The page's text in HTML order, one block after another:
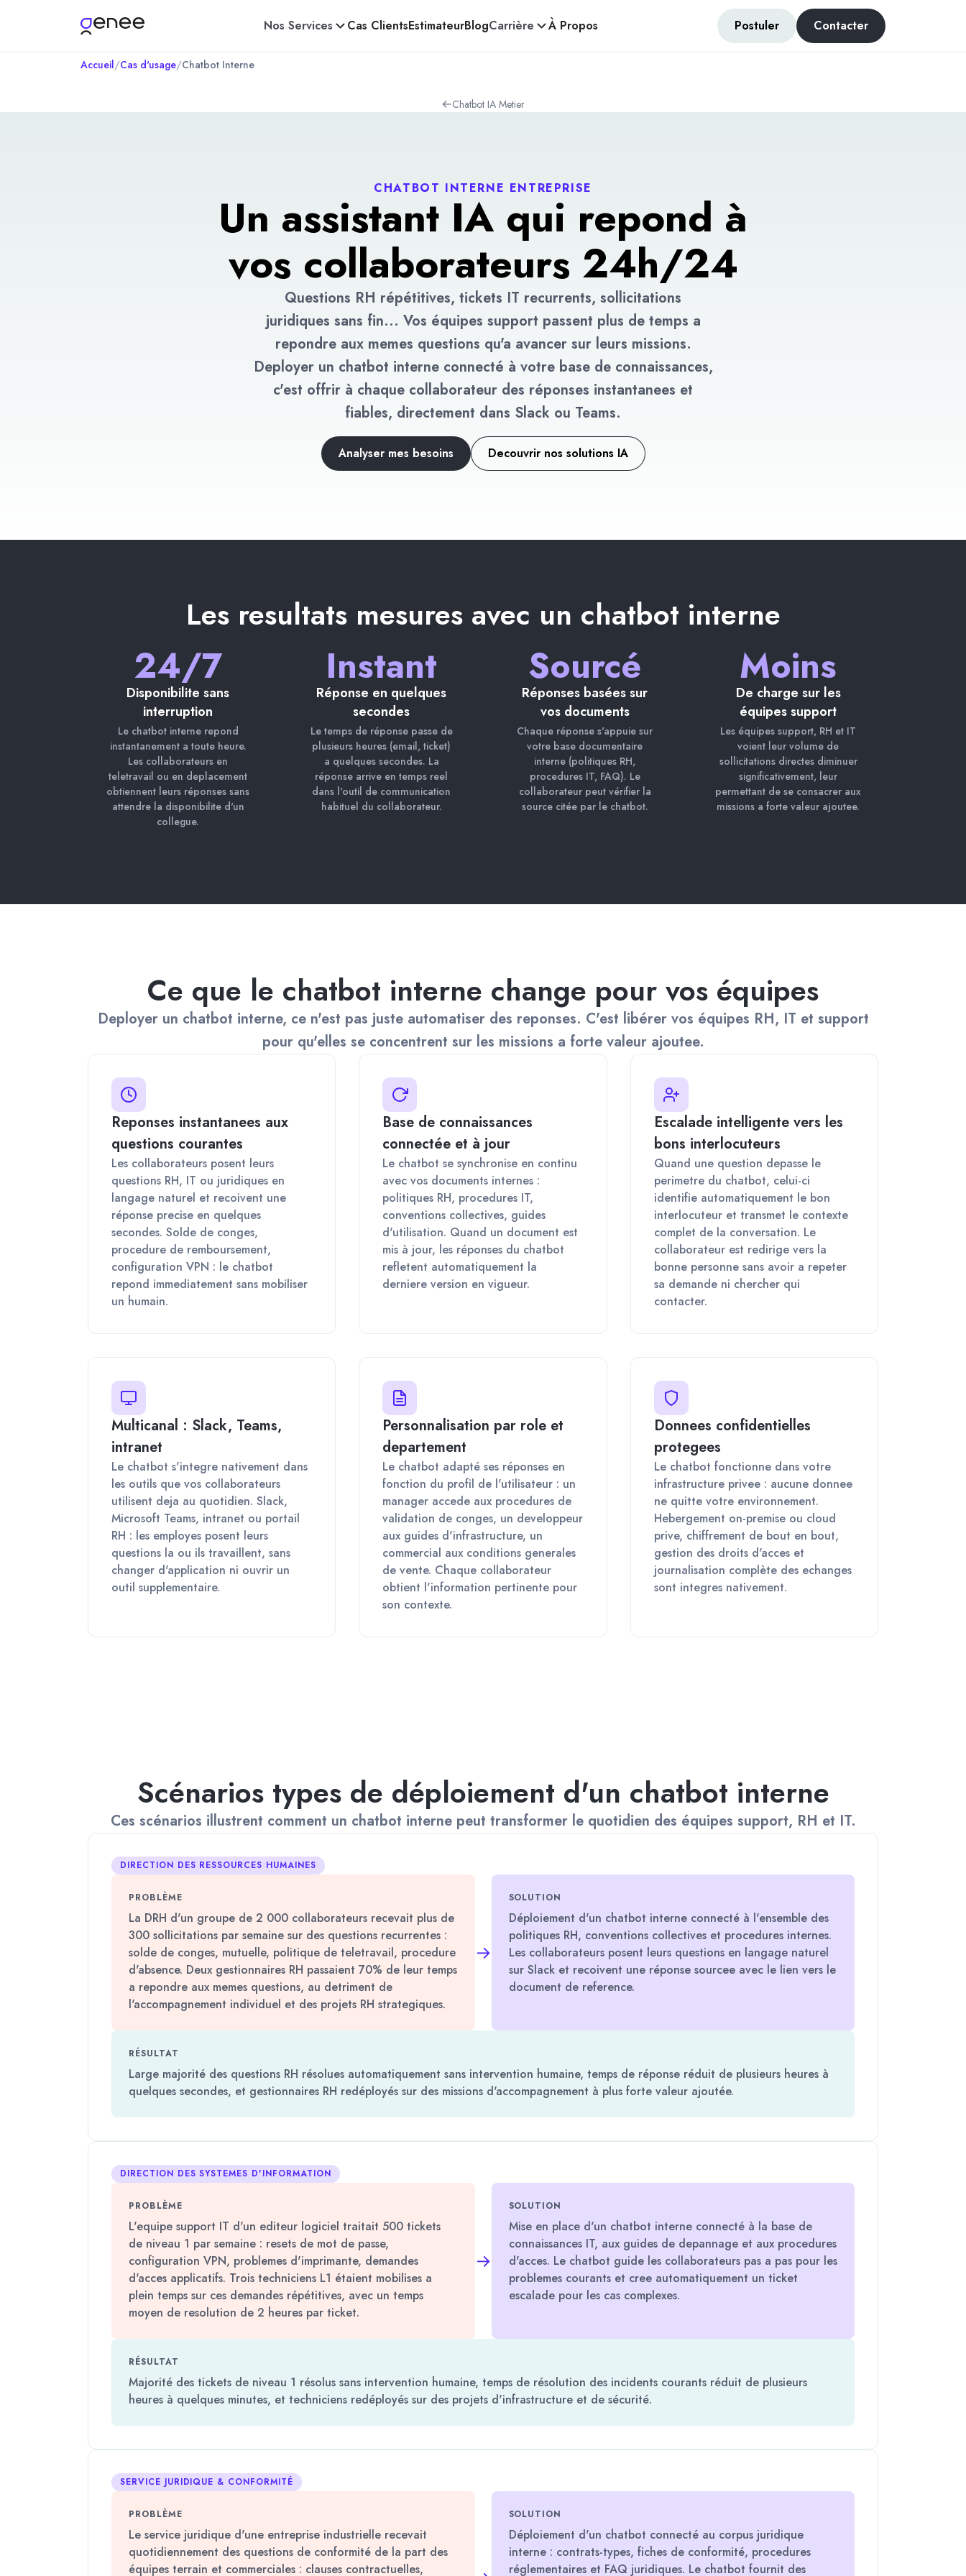
Nos Services Cas ClientsEstimateurBlogCarrière À Propos Postuler Contacter
Accueil/Cas d'usage/Chatbot Interne
←Chatbot IA Metier
CHATBOT INTERNE ENTREPRISE
Un assistant IA qui repond à
vos collaborateurs 24h/24
Questions RH répétitives, tickets IT recurrents, sollicitations
juridiques sans fin... Vos équipes support passent plus de temps a
repondre aux memes questions qu'a avancer sur leurs missions.
Deployer un chatbot interne connecté à votre base de connaissances,
c'est offrir à chaque collaborateur des réponses instantanees et
fiables, directement dans Slack ou Teams.
Analyser mes besoins Decouvrir nos solutions IA
Les resultats mesures avec un chatbot interne
24/7
Disponibilite sans
interruption
Le chatbot interne repond
instantanement a toute heure.
Les collaborateurs en
teletravail ou en deplacement
obtiennent leurs réponses sans
attendre la disponibilite d'un
collegue.
Instant
Réponse en quelques
secondes
Le temps de réponse passe de
plusieurs heures (email, ticket)
a quelques secondes. La
réponse arrive en temps reel
dans l'outil de communication
habituel du collaborateur.
Sourcé
Réponses basées sur
vos documents
Chaque réponse s'appuie sur
votre base documentaire
interne (politiques RH,
procedures IT, FAQ). Le
collaborateur peut vérifier la
source citée par le chatbot.
Moins
De charge sur les
équipes support
Les équipes support, RH et IT
voient leur volume de
sollicitations directes diminuer
significativement, leur
permettant de se consacrer aux
missions a forte valeur ajoutee.
Ce que le chatbot interne change pour vos équipes
Deployer un chatbot interne, ce n'est pas juste automatiser des reponses. C'est libérer vos équipes RH, IT et support
pour qu'elles se concentrent sur les missions a forte valeur ajoutee.
Reponses instantanees aux
questions courantes
Les collaborateurs posent leurs
questions RH, IT ou juridiques en
langage naturel et recoivent une
réponse precise en quelques
secondes. Solde de conges,
procedure de remboursement,
configuration VPN : le chatbot
repond immediatement sans mobiliser
un humain.
Base de connaissances
connectée et à jour
Le chatbot se synchronise en continu
avec vos documents internes :
politiques RH, procedures IT,
conventions collectives, guides
d'utilisation. Quand un document est
mis à jour, les réponses du chatbot
refletent automatiquement la
derniere version en vigueur.
Escalade intelligente vers les
bons interlocuteurs
Quand une question depasse le
perimetre du chatbot, celui-ci
identifie automatiquement le bon
interlocuteur et transmet le contexte
complet de la conversation. Le
collaborateur est redirige vers la
bonne personne sans avoir a repeter
sa demande ni chercher qui
contacter.
Multicanal : Slack, Teams,
intranet
Le chatbot s'integre nativement dans
les outils que vos collaborateurs
utilisent deja au quotidien. Slack,
Microsoft Teams, intranet ou portail
RH : les employes posent leurs
questions la ou ils travaillent, sans
changer d'application ni ouvrir un
outil supplementaire.
Personnalisation par role et
departement
Le chatbot adapté ses réponses en
fonction du profil de l'utilisateur : un
manager accede aux procedures de
validation de conges, un developpeur
aux guides d'infrastructure, un
commercial aux conditions generales
de vente. Chaque collaborateur
obtient l'information pertinente pour
son contexte.
Donnees confidentielles
protegees
Le chatbot fonctionne dans votre
infrastructure privee : aucune donnee
ne quitte votre environnement.
Hebergement on-premise ou cloud
prive, chiffrement de bout en bout,
gestion des droits d'acces et
journalisation complète des echanges
sont integres nativement.
Scénarios types de déploiement d'un chatbot interne
Ces scénarios illustrent comment un chatbot interne peut transformer le quotidien des équipes support, RH et IT.
DIRECTION DES RESSOURCES HUMAINES
PROBLÈME
La DRH d'un groupe de 2 000 collaborateurs recevait plus de
300 sollicitations par semaine sur des questions recurrentes :
solde de conges, mutuelle, politique de teletravail, procedure
d'absence. Deux gestionnaires RH passaient 70% de leur temps
a repondre aux memes questions, au detriment de
l'accompagnement individuel et des projets RH strategiques.
→
SOLUTION
Déploiement d'un chatbot interne connecté à l'ensemble des
politiques RH, conventions collectives et procedures internes.
Les collaborateurs posent leurs questions en langage naturel
sur Slack et recoivent une réponse sourcee avec le lien vers le
document de reference.
RÉSULTAT
Large majorité des questions RH résolues automatiquement sans intervention humaine, temps de réponse réduit de plusieurs heures à
quelques secondes, et gestionnaires RH redéployés sur des missions d'accompagnement à plus forte valeur ajoutée.
DIRECTION DES SYSTEMES D'INFORMATION
PROBLÈME
L'equipe support IT d'un editeur logiciel traitait 500 tickets
de niveau 1 par semaine : resets de mot de passe,
configuration VPN, problemes d'imprimante, demandes
d'acces applicatifs. Trois techniciens L1 étaient mobilises a
plein temps sur ces demandes répétitives, avec un temps
moyen de resolution de 2 heures par ticket.
→
SOLUTION
Mise en place d'un chatbot interne connecté à la base de
connaissances IT, aux guides de depannage et aux procedures
d'acces. Le chatbot guide les collaborateurs pas a pas pour les
problemes courants et cree automatiquement un ticket
escalade pour les cas complexes.
RÉSULTAT
Majorité des tickets de niveau 1 résolus sans intervention humaine, temps de résolution des incidents courants réduit de plusieurs
heures à quelques minutes, et techniciens redéployés sur des projets d'infrastructure et de sécurité.
SERVICE JURIDIQUE & CONFORMITÉ
PROBLÈME
Le service juridique d'une entreprise industrielle recevait
quotidiennement des questions de conformité de la part des
équipes terrain et commerciales : clauses contractuelles,
SOLUTION
Déploiement d'un chatbot connecté au corpus juridique
interne : contrats-types, fiches de conformité, procedures
réglementaires et FAQ juridiques. Le chatbot fournit des